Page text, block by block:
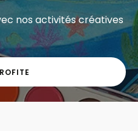
nos activités créatives